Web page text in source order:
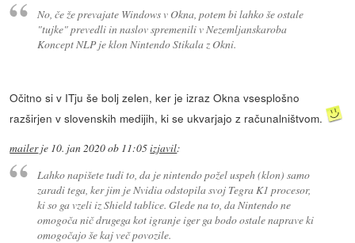
No, če že prevajate Windowsv Okna, potem bi lahko še ostale
"tujke" prevedli in naslov spremenili vNezemljanskaroba
Koncept NLP je klon Nintendo Stikala z Okni.
Očitno si v ITju še bolj zelen, ker je izraz Okna vsesplošno
razširjen v slovenskih medijih, ki se ukvarjajo z računalništvom.
mailerje 10. jan 2020 ob 11:05izjavil:
Lahko napišete tudi to, da je nintendo požel uspeh (klon) samo
zaradi tega, ker jim je Nvidia odstopila svoj Tegra K1 procesor,
ki so ga vzeli iz Shield tablice. Glede na to, da Nintendo ne
omogoča nič drugega kot igranje iger ga bodo ostale naprave ki
omogočajo še kaj več povozile.